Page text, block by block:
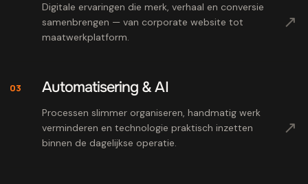
Digitale ervaringen die merk, verhaal en conversie
samenbrengen — van corporate website tot
maatwerkplatform.
↗
03 Automatisering & AI
Processen slimmer organiseren, handmatig werk
verminderen en technologie praktisch inzetten
binnen de dagelijkse operatie.
↗